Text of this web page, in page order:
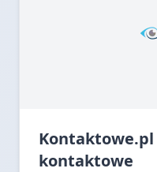
Kontaktowe.pl
kontaktowe